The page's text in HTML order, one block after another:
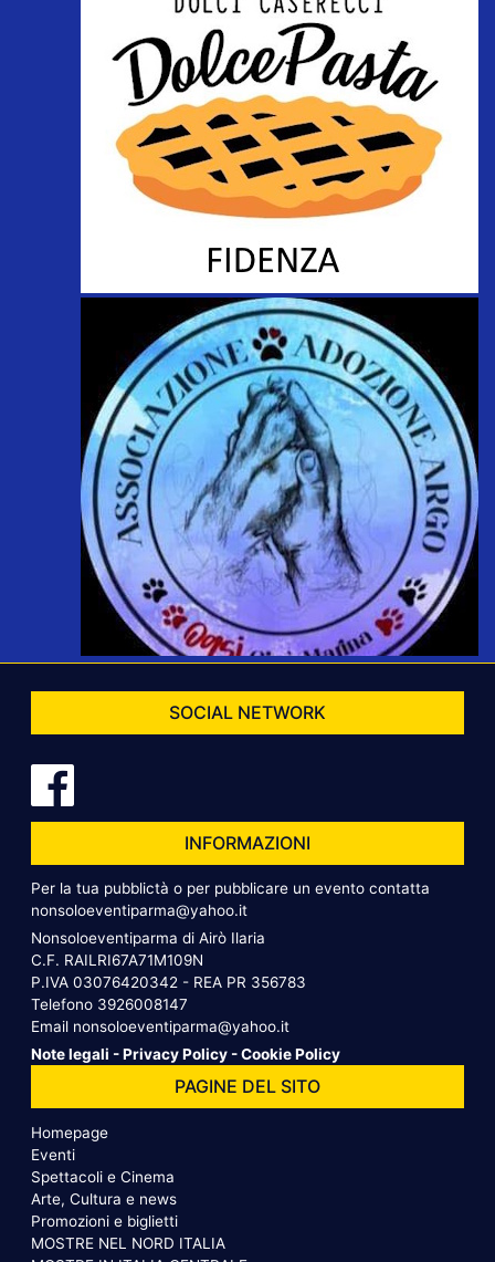
SOCIAL NETWORK
INFORMAZIONI
Per la tua pubblictà o per pubblicare un evento contatta
nonsoloeventiparma@yahoo.it
Nonsoloeventiparma di Airò Ilaria
C.F. RAILRI67A71M109N
P.IVA 03076420342 - REA PR 356783
Telefono 3926008147
Email nonsoloeventiparma@yahoo.it
Note legali -Privacy Policy -Cookie Policy
PAGINE DEL SITO
Homepage
Eventi
Spettacoli e Cinema
Arte, Cultura e news
Promozioni e biglietti
MOSTRE NEL NORD ITALIA